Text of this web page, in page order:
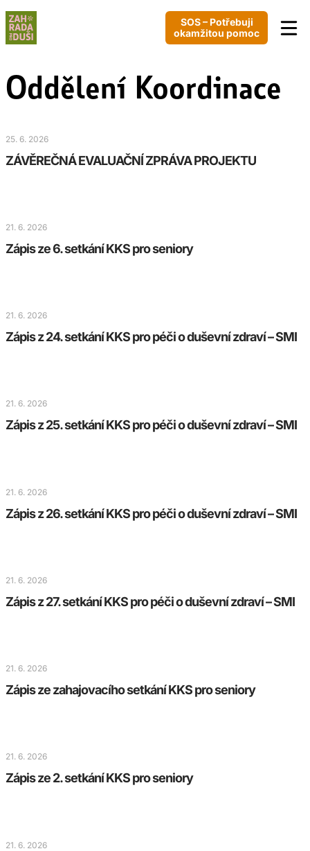
SOS – Potřebuji
okamžitou pomoc
Oddělení Koordinace
25. 6. 2026
ZÁVĚREČNÁ EVALUAČNÍ ZPRÁVA PROJEKTU
21. 6. 2026
Zápis ze 6. setkání KKS pro seniory
21. 6. 2026
Zápis z 24. setkání KKS pro péči o duševní zdraví – SMI
21. 6. 2026
Zápis z 25. setkání KKS pro péči o duševní zdraví – SMI
21. 6. 2026
Zápis z 26. setkání KKS pro péči o duševní zdraví – SMI
21. 6. 2026
Zápis z 27. setkání KKS pro péči o duševní zdraví – SMI
21. 6. 2026
Zápis ze zahajovacího setkání KKS pro seniory
21. 6. 2026
Zápis ze 2. setkání KKS pro seniory
21. 6. 2026